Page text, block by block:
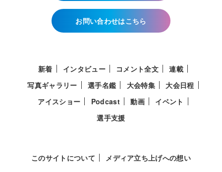
お問い合わせはこちら
新着 インタビュー コメント全文
連載
写真ギャラリー
選手名鑑 大会特集
大会日程
アイスショー
Podcast 動画
イベント
選手支援
このサイトについて メディア立ち上げへの想い